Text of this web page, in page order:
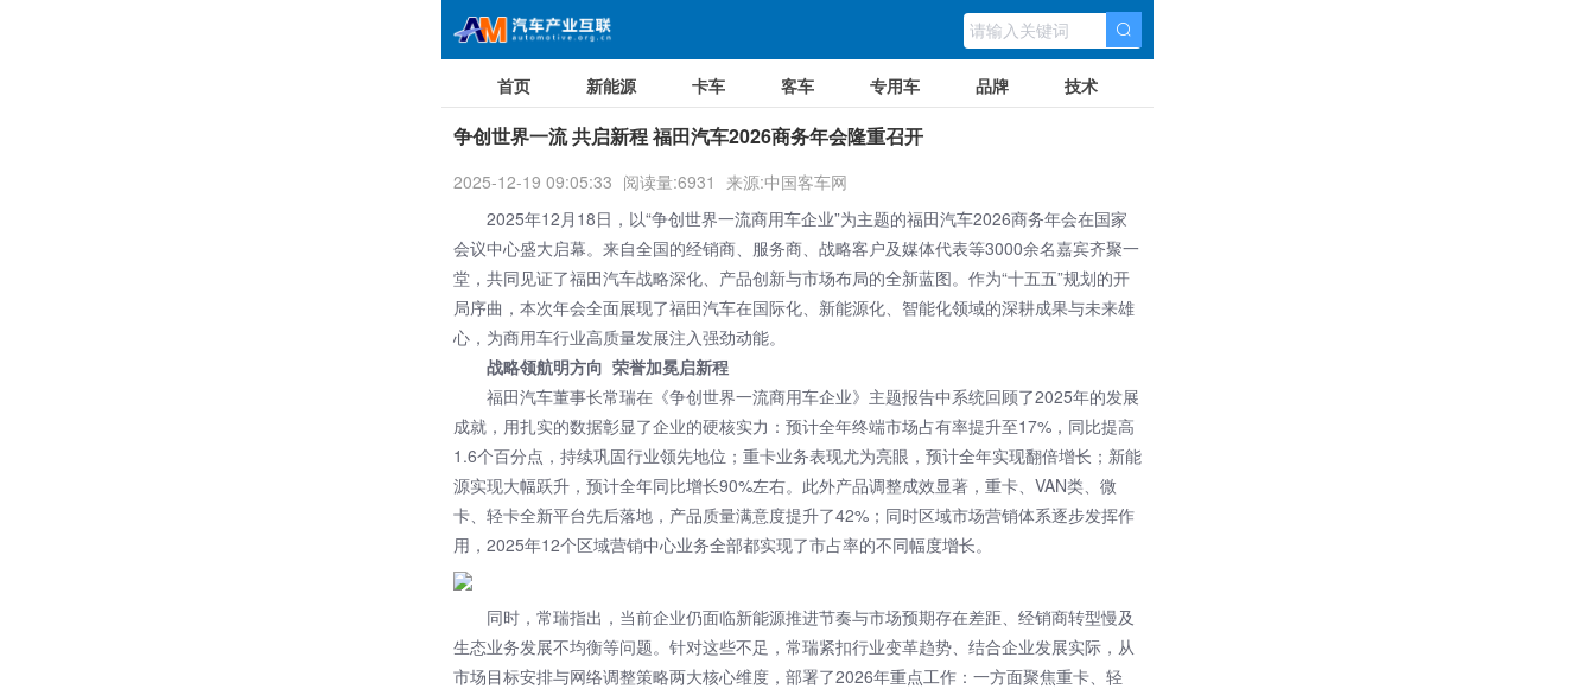
首页 新能源 卡车 客车 专用车 品牌 技术
争创世界一流 共启新程 福田汽车2026商务年会隆重召开
2025-12-19 09:05:33 阅读量:6931
来源:中国客车网
2025年12月18日，以“争创世界一流商用车企业”为主题的福田汽车2026商务年会在国家
会议中心盛大启幕。来自全国的经销商、服务商、战略客户及媒体代表等3000余名嘉宾齐聚一
堂，共同见证了福田汽车战略深化、产品创新与市场布局的全新蓝图。作为“十五五”规划的开
局序曲，本次年会全面展现了福田汽车在国际化、新能源化、智能化领域的深耕成果与未来雄
心，为商用车行业高质量发展注入强劲动能。
战略领航明方向 荣誉加冕启新程
福田汽车董事长常瑞在《争创世界一流商用车企业》主题报告中系统回顾了2025年的发展
成就，用扎实的数据彰显了企业的硬核实力：预计全年终端市场占有率提升至17%，同比提高
1.6个百分点，持续巩固行业领先地位；重卡业务表现尤为亮眼，预计全年实现翻倍增长；新能
源实现大幅跃升，预计全年同比增长90%左右。此外产品调整成效显著，重卡、VAN类、微
卡、轻卡全新平台先后落地，产品质量满意度提升了42%；同时区域市场营销体系逐步发挥作
用，2025年12个区域营销中心业务全部都实现了市占率的不同幅度增长。
同时，常瑞指出，当前企业仍面临新能源推进节奏与市场预期存在差距、经销商转型慢及
生态业务发展不均衡等问题。针对这些不足，常瑞紧扣行业变革趋势、结合企业发展实际，从
市场目标安排与网络调整策略两大核心维度，部署了2026年重点工作：一方面聚焦重卡、轻